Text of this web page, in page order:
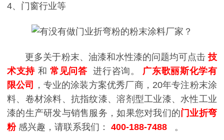
4、门窗行业等
更多关于粉末、油漆和水性漆的问题均可点击 技
术支持 和常见问答 进行咨询。
广东歌丽斯化学有
限公司
，专业的涂装方案优秀厂商，20年专注粉末涂
料、卷材涂料、抗指纹漆、溶剂型工业漆、水性工业
漆的生产研发与销售服务，如果您对我们的门业折弯
粉 感兴趣，请联系我们： 400-188-7488 。